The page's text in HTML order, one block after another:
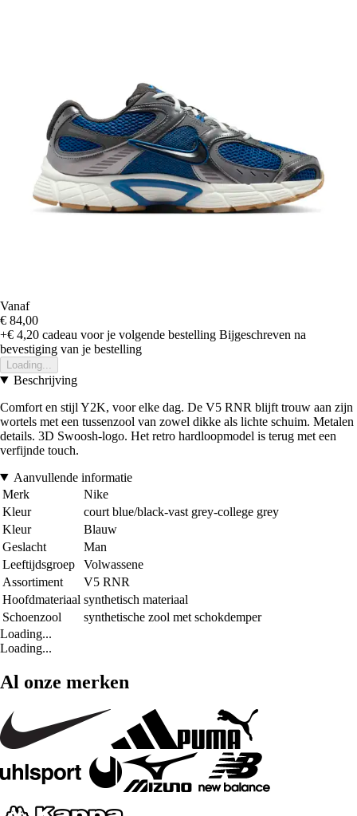
Vanaf
€ 84,00
+€ 4,20 cadeau voor je volgende bestelling Bijgeschreven na
bevestiging van je bestelling
Loading...
Beschrijving
Comfort en stijl Y2K, voor elke dag. De V5 RNR blijft trouw aan zijn
wortels met een tussenzool van zowel dikke als lichte schuim. Metalen
details. 3D Swoosh-logo. Het retro hardloopmodel is terug met een
verfijnde touch.
Aanvullende informatie
Merk
Nike
Kleur
court blue/black-vast grey-college grey
Kleur
Blauw
Geslacht
Man
Leeftijdsgroep
Volwassene
Assortiment
V5 RNR
Hoofdmateriaal synthetisch materiaal
Schoenzool
synthetische zool met schokdemper
Loading...
Loading...
Al onze merken